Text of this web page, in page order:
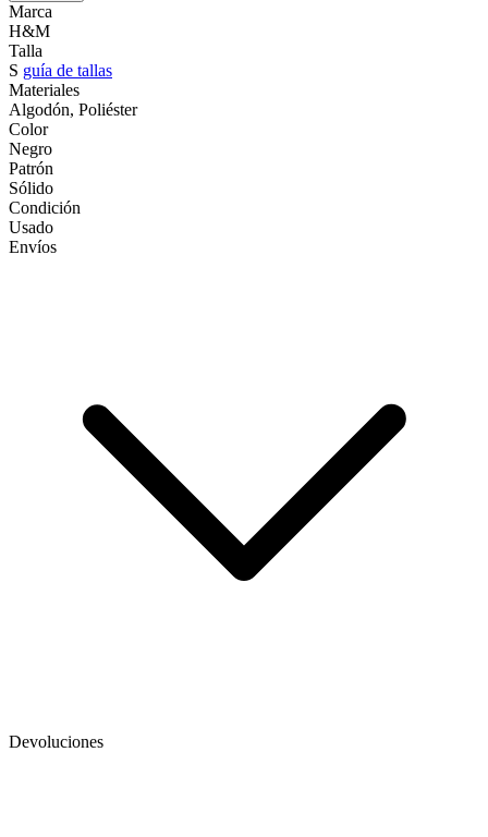
Marca
H&M
Talla
S guía de tallas
Materiales
Algodón, Poliéster
Color
Negro
Patrón
Sólido
Condición
Usado
Envíos
Devoluciones